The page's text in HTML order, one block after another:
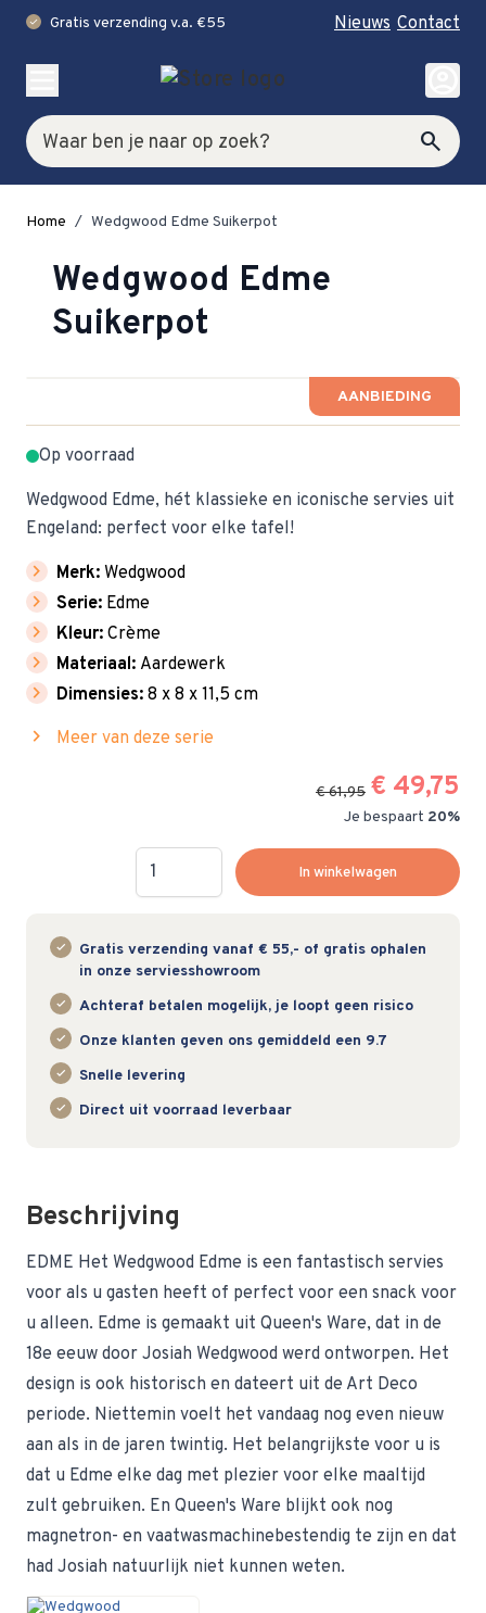
check Gratis verzending v.a. €55 Nieuws Contact
Zoek search
account_circle
Home / Wedgwood Edme Suikerpot
Wedgwood Edme
Suikerpot
AANBIEDING
Op voorraad
Wedgwood Edme, hét klassieke en iconische servies uit
Engeland: perfect voor elke tafel!
chevron_right Merk: Wedgwood
chevron_right Serie: Edme
chevron_right Kleur: Crème
chevron_right Materiaal: Aardewerk
chevron_right Dimensies: 8 x 8 x 11,5 cm
chevron_right Meer van deze serie
€ 61,95 € 49,75
Je bespaart 20%
Hoeveelheid
In winkelwagen
Gratis verzending vanaf € 55,- of gratis ophalen
in onze serviesshowroom
Achteraf betalen mogelijk, je loopt geen risico
Onze klanten geven ons gemiddeld een 9.7
Snelle levering
Direct uit voorraad leverbaar
Beschrijving
EDME Het Wedgwood Edme is een fantastisch servies
voor als u gasten heeft of perfect voor een snack voor
u alleen. Edme is gemaakt uit Queen's Ware, dat in de
18e eeuw door Josiah Wedgwood werd ontworpen. Het
design is ook historisch en dateert uit de Art Deco
periode. Niettemin voelt het vandaag nog even nieuw
aan als in de jaren twintig. Het belangrijkste voor u is
dat u Edme elke dag met plezier voor elke maaltijd
zult gebruiken. En Queen's Ware blijkt ook nog
magnetron- en vaatwasmachinebestendig te zijn en dat
had Josiah natuurlijk niet kunnen weten.